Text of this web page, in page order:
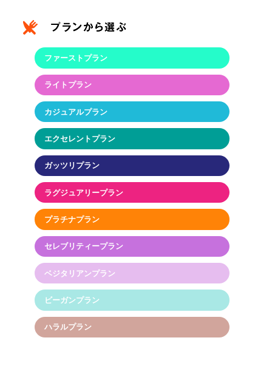
ファーストプラン
ライトプラン
カジュアルプラン
エクセレントプラン
ガッツリプラン
ラグジュアリープラン
プラチナプラン
セレブリティープラン
ベジタリアンプラン
ビーガンプラン
ハラルプラン